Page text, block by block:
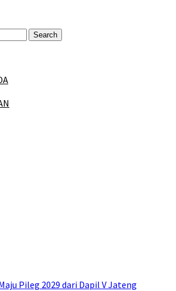
Pileg 2029 dari Dapil V Jateng